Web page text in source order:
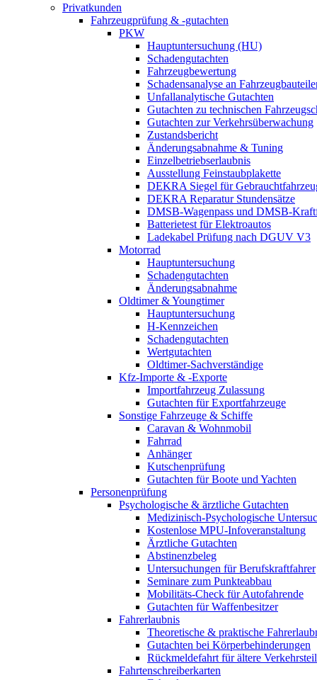
Privatkunden
Fahrzeugprüfung & -gutachten
PKW
Hauptuntersuchung (HU)
Schadengutachten
Fahrzeugbewertung
Schadensanalyse an
Unfallanalytische Gutachten
Gutachten zu technischen
Gutachten zur Verkehrsüberwachung
Zustandsbericht
Änderungsabnahme & Tuning
Einzelbetriebserlaubnis
Ausstellung Feinstaubplakette
DEKRA Siegel für
DEKRA Reparatur Stundensätze
DMSB-Wagenpass und DMSB-
Batterietest für Elektroautos
Ladekabel Prüfung nach DGUV V3
Motorrad
Hauptuntersuchung
Schadengutachten
Änderungsabnahme
Oldtimer & Youngtimer
Hauptuntersuchung
H-Kennzeichen
Schadengutachten
Wertgutachten
Oldtimer-Sachverständige
Kfz-Importe & -Exporte
Importfahrzeug Zulassung
Gutachten für Exportfahrzeuge
Sonstige Fahrzeuge & Schiffe
Caravan & Wohnmobil
Fahrrad
Anhänger
Kutschenprüfung
Gutachten für Boote und Yachten
Personenprüfung
Psychologische & ärztliche Gutachten
Medizinisch-Psychologische
Kostenlose MPU-Infoveranstaltung
Ärztliche Gutachten
Abstinenzbeleg
Untersuchungen für Berufskraftfahrer
Seminare zum Punkteabbau
Mobilitäts-Check für Autofahrende
Gutachten für Waffenbesitzer
Fahrerlaubnis
Theoretische & praktische
Gutachten bei Körperbehinderungen
Rückmeldefahrt für ältere
Fahrtenschreiberkarten